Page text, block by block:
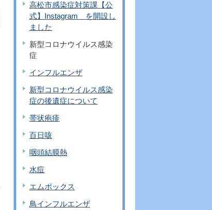
高松市感染症対策課【公
式】Instagram を開設し
ました
新型コロナウイルス感染
症
インフルエンザ
新型コロナウイルス感染
症の後遺症について
帯状疱疹
百日咳
咽頭結膜熱
水痘
エムポックス
鳥インフルエンザ